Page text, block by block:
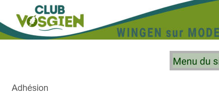
Adhésion